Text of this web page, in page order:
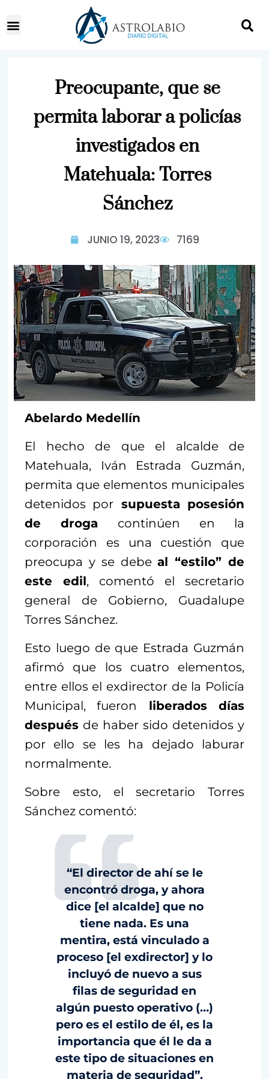
Preocupante, que se
permita laborar a policías
investigados en
Matehuala: Torres
Sánchez
JUNIO 19, 2023 7169
Abelardo Medellín
El hecho de que el alcalde de
Matehuala, Iván Estrada Guzmán,
permita que elementos municipales
detenidos por supuesta posesión
de droga continúen en la
corporación es una cuestión que
preocupa y se debeal “estilo” de
este edil, comentó el secretario
general de Gobierno, Guadalupe
Torres Sánchez.
Esto luego de que Estrada Guzmán
afirmó que los cuatro elementos,
entre ellos el exdirector de la Policía
Municipal, fueron liberados días
después de haber sido detenidos y
por ello se les ha dejado laburar
normalmente.
Sobre esto, el secretario Torres
Sánchez comentó:
“El director de ahí se le
encontró droga, y ahora
dice [el alcalde] que no
tiene nada. Es una
mentira, está vinculado a
proceso [el exdirector] y lo
incluyó de nuevo a sus
filas de seguridad en
algún puesto operativo (…)
pero es el estilo de él, es la
importancia que él le da a
este tipo de situaciones en
materia de seguridad”.